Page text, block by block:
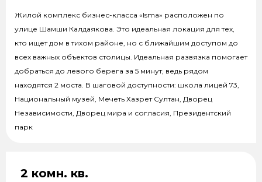
Жилой комплекс бизнес-класса «Isma» расположен по
улице Шамши Калдаякова. Это идеальная локация для тех,
кто ищет дом в тихом районе, но с ближайшим доступом до
всех важных объектов столицы. Идеальная развязка помогает
добраться до левого берега за 5 минут, ведь рядом
находятся 2 моста. В шаговой доступности: школа лицей 73,
Национальный музей, Мечеть Хазрет Султан, Дворец
Независимости, Дворец мира и согласия, Президентский
парк
2 комн. кв.